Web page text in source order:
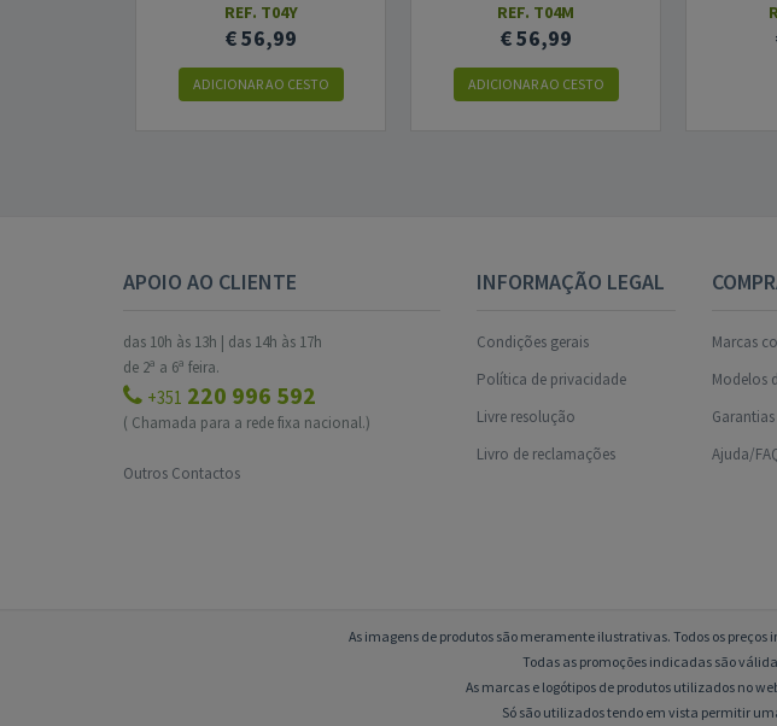
REF. T04Y
€ 56,99
ADICIONAR AO CESTO
REF. T04M
€ 56,99
ADICIONAR AO CESTO
APOIO AO CLIENTE
das 10h às 13h | das 14h às 17h
de 2ª a 6ª feira.
+351 220 996 592
( Chamada para a rede fixa nacional.)
Outros Contactos
INFORMAÇÃO LEGAL
Condições gerais
Política de privacidade
Livre resolução
Livro de reclamações
Marcas
Modelos
Garantias
Ajuda/
As imagens de produtos são meramente ilustrativas. Todos os
Todas as promoções indicadas são
As marcas e logótipos de produtos utilizados no
Só são utilizados tendo em vista permitir